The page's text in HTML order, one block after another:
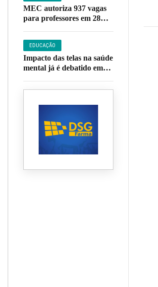
MEC autoriza 937 vagas
para professores em 28
lista
EDUCAÇÃO
Impacto das telas na saúde
mental já é debatido em
pesquisa